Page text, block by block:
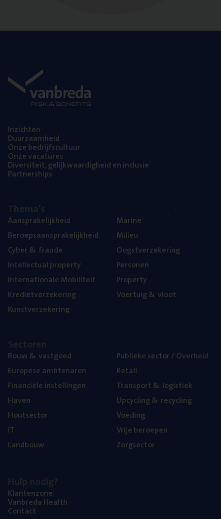
Inzich­ten
Duur­zaam­heid
Onze bedrijfs­cul­tuur
Onze vaca­tu­res
Diver­si­teit, gelijk­waar­dig­heid en inclusie
Part­ner­ships
Aan­spra­ke­lijk­heid
Beroeps­aan­spra­ke­lijk­heid
Cyber& fraude
Intel­lec­tu­al property
Inter­na­ti­o­na­le Mobiliteit
Kre­diet­ver­ze­ke­ring
Kunst­ver­ze­ke­ring
Mari­ne
Mili­eu
Oogst­ver­ze­ke­ring
Per­so­nen
Pro­per­ty
Voer­tuig& vloot
Bouw& vastgoed
Euro­pe­se ambtenaren
Finan­ci­ë­le instellingen
Haven
Hout­sec­tor
IT
Land­bouw
Publie­ke sec­tor / Overheid
Retail
Trans­port& logistiek
Upcy­cling& recycling
Voe­ding
Vrije beroe­pen
Zorg­sec­tor
Klan­ten­zo­ne
Van­b­re­da Health
Con­tact